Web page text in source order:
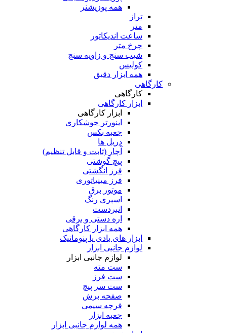
همه پوزیشنر
تراز
متر
ساعت اندیکاتور
چرخ متر
شیب سنج و زاویه سنج
کولیس
همه ابزار دقیق
کارگاهی
کارگاهی
ابزار کارگاهی
ابزار کارگاهی
اینورتر جوشکاری
جعبه بکس
دریل ها
آچار (ثابت و قابل تنظیم)
پیچ گوشتی
فرز انگشتی
فرز مینیاتوری
موتور برق
اسپری رنگ
انبردست
اره دستی و برقی
همه ابزار کارگاهی
ابزار های بادی یا پنوماتیک
لوازم جانبی ابزار
لوازم جانبی ابزار
ست مته
ست فرز
ست سر پیچ
صفحه برش
فرچه سیمی
جعبه ابزار
همه لوازم جانبی ابزار